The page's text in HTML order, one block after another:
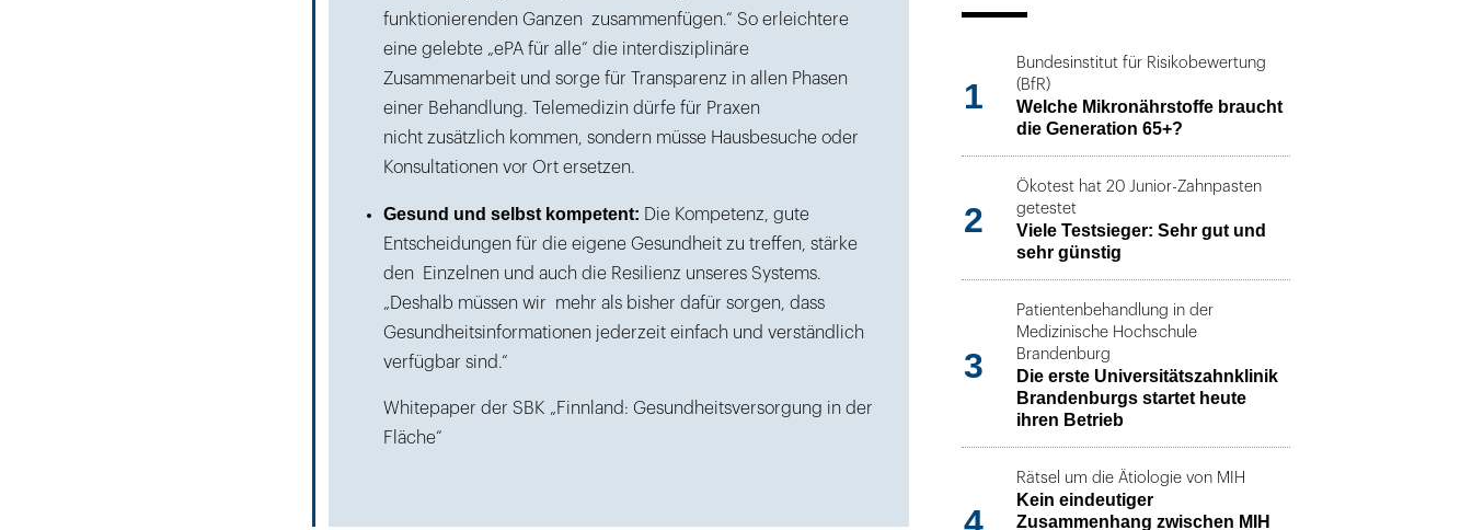
funktionierenden Ganzen zusammenfügen.“ So erleichtere
eine gelebte „ePA für alle“ die interdisziplinäre
Zusammenarbeit und sorge für Transparenz in allen Phasen
einer Behandlung. Telemedizin dürfe für Praxen
nicht zusätzlich kommen, sondern müsse Hausbesuche oder
Konsultationen vor Ort ersetzen.
Gesund und selbst kompetent:
Die Kompetenz, gute
Entscheidungen für die eigene Gesundheit zu treffen, stärke
den Einzelnen und auch die Resilienz unseres Systems.
„Deshalb müssen wir mehr als bisher dafür sorgen, dass
Gesundheitsinformationen jederzeit einfach und verständlich
verfügbar sind.“
Whitepaper der SBK „Finnland: Gesundheitsversorgung in der
Fläche“
1
Bundesinstitut für Risikobewertung
(BfR)
Welche Mikronährstoffe braucht
die Generation 65+?
2
Ökotest hat 20 Junior-Zahnpasten
getestet
Viele Testsieger: Sehr gut und
sehr günstig
3
Patientenbehandlung in der
Medizinische Hochschule
Brandenburg
Die erste Universitätszahnklinik
Brandenburgs startet heute
ihren Betrieb
4
Rätsel um die Ätiologie von MIH
Kein eindeutiger
Zusammenhang zwischen MIH